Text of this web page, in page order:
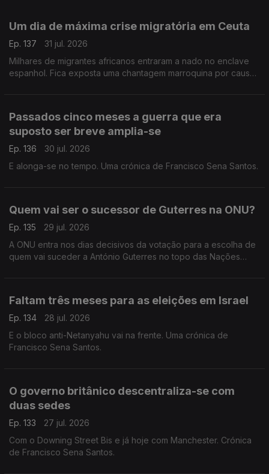
Um dia de máxima crise migratória em Ceuta
Ep. 137
31 jul. 2026
Milhares de migrantes africanos entraram a nado no enclave
espanhol. Fica exposta uma chantagem marroquina por causa
Passados cinco meses a guerra que era
suposto ser breve amplia-se
Ep. 136
30 jul. 2026
E alonga-se no tempo. Uma crónica de Francisco Sena Santos.
Quem vai ser o sucessor de Guterres na ONU?
Ep. 135
29 jul. 2026
A ONU entra nos dias decisivos da votação para a escolha de
quem vai suceder a António Guterres no topo das Nações
Faltam três meses para as eleições em Israel
Ep. 134
28 jul. 2026
E o bloco anti-Netanyahu vai na frente. Uma crónica de
Francisco Sena Santos.
O governo britânico descentraliza-se com
duas sedes
Ep. 133
27 jul. 2026
Com o Downing Street Bis e já hoje com Manchester. Crónica
de Francisco Sena Santos.